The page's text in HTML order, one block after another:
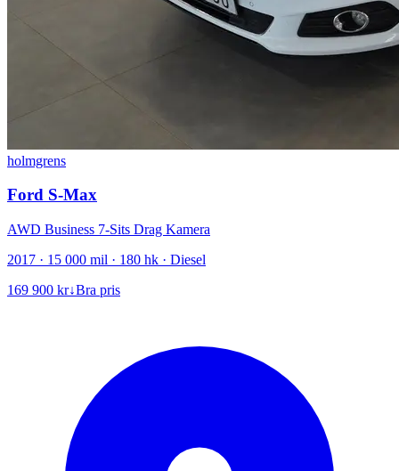
holmgrens
Ford S-Max
AWD Business 7-Sits Drag Kamera
2017 · 15 000 mil · 180 hk · Diesel
169 900 kr↓Bra pris